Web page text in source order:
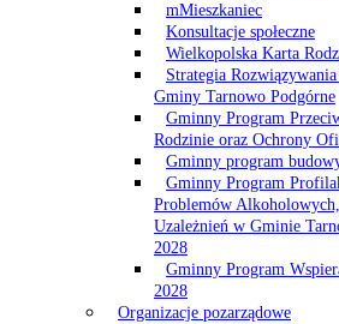
mMieszkaniec
Konsultacje społeczne
Wielkopolska Karta
Strategia
Gminy Tarnowo Podgórne
Gminny Program
Rodzinie oraz Ochrony
Gminny program
Gminny Program
Problemów
Uzależnień w Gminie
2028
Gminny Program
2028
Organizacje pozarządowe